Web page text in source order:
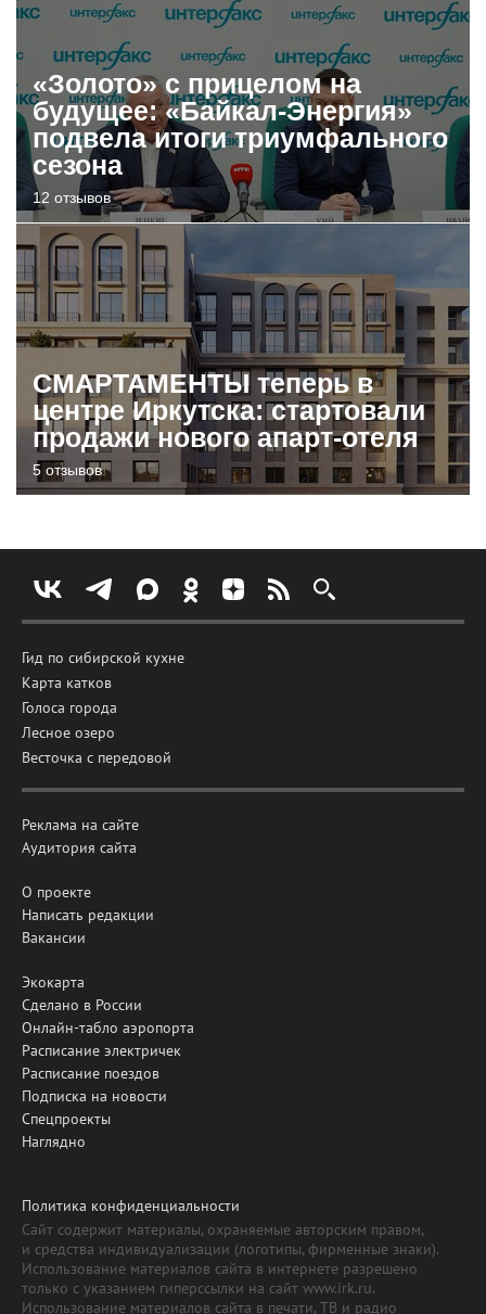
«Золото» с прицелом на
будущее: «Байкал-Энергия»
подвела итоги триумфального
сезона
12 отзывов
СМАРТАМЕНТЫ теперь в
центре Иркутска: стартовали
продажи нового апарт-отеля
5 отзывов
Гид по сибирской кухне
Карта катков
Голоса города
Лесное озеро
Весточка с передовой
Реклама на сайте
Аудитория сайта
О проекте
Написать редакции
Вакансии
Экокарта
Сделано в России
Онлайн-табло аэропорта
Расписание электричек
Расписание поездов
Подписка на новости
Спецпроекты
Наглядно
Политика конфиденциальности
Сайт содержит материалы, охраняемые авторским правом,
и средства индивидуализации (логотипы, фирменные знаки).
Использование материалов сайта в интернете разрешено
только с указанием гиперссылки на сайт www.irk.ru.
Использование материалов сайта в печати, ТВ и радио